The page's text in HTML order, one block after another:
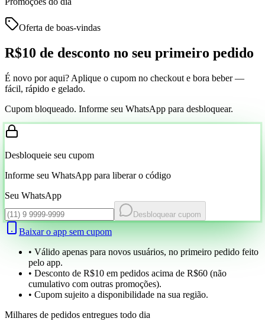
Oferta de boas-vindas
R$10 de desconto no seu primeiro pedido
É novo por aqui? Aplique o cupom no checkout e bora beber —
fácil, rápido e gelado.
Cupom bloqueado. Informe seu WhatsApp para desbloquear.
Desbloqueie seu cupom
Informe seu WhatsApp para liberar o código
Seu WhatsApp
Desbloquear cupom
Baixar o app sem cupom
• Válido apenas para novos usuários, no primeiro pedido feito
pelo app.
• Desconto de R$10 em pedidos acima de R$60 (não
cumulativo com outras promoções).
• Cupom sujeito a disponibilidade na sua região.
Milhares de pedidos entregues todo dia